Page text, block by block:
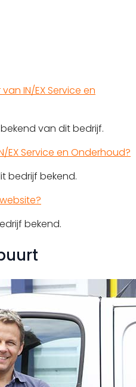
IN/EX Service en
van dit bedrijf.
EX Service en Onderhoud?
bedrijf bekend.
bekend.